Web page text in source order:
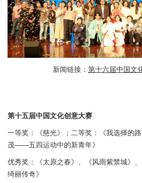
新闻链接： 第十六届中国文
第十五届中国文化创意大赛
一等奖：《慈光》；二等奖：《我选择的
茂——五四运动中的新青年》
优秀奖：《太原之春》、《风雨紫禁城》
绮丽传奇》